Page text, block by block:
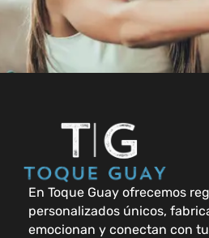
En Toque Guay ofrecemos
personalizados únicos,
emocionan y conectan con